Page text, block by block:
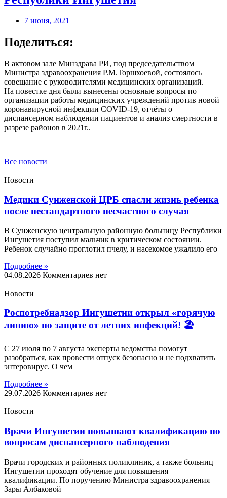
7 июня, 2021
Поделиться:
В актовом зале Минздрава РИ, под председательством
Министра здравоохранения Р.М.Торшхоевой, состоялось
совещание с руководителями медицинских организаций.
На повестке дня были вынесены основные вопросы по
организации работы медицинских учреждений против новой
коронавирусной инфекции COVID-19, отчёты о
диспансерном наблюдении пациентов и анализ смертности в
разрезе районов в 2021г..
Все новости
Новости
Медики Сунженской ЦРБ спасли жизнь ребенка
после нестандартного несчастного случая
В Сунженскую центральную районную больницу Республики
Ингушетия поступил мальчик в критическом состоянии.
Ребенок случайно проглотил пчелу, и насекомое ужалило его
Подробнее »
04.08.2026 Комментариев нет
Новости
Роспотребнадзор Ингушетии открыл «горячую
линию» по защите от летних инфекций! 🏖
С 27 июля по 7 августа эксперты ведомства помогут
разобраться, как провести отпуск безопасно и не подхватить
энтеровирус. О чем
Подробнее »
29.07.2026 Комментариев нет
Новости
Врачи Ингушетии повышают квалификацию по
вопросам диспансерного наблюдения
Врачи городских и районных поликлиник, а также больниц
Ингушетии проходят обучение для повышения
квалификации. По поручению Министра здравоохранения
Зары Албаковой